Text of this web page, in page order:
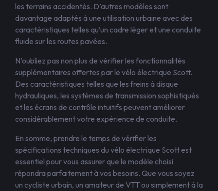
les terrains accidentés. D’autres modèles sont
davantage adaptés à une utilisation urbaine avec des
caractéristiques telles qu’un cadre léger et une conduite
fluide sur les routes pavées.
N’oubliez pas non plus de vérifier les fonctionnalités
supplémentaires offertes par le vélo électrique Scott.
Des caractéristiques telles que les freins à disque
hydrauliques, les systèmes de transmission sophistiqués
et les écrans de contrôle intuitifs peuvent améliorer
considérablement votre expérience de conduite.
En somme, prendre le temps de vérifier les
spécifications techniques du vélo électrique Scott est
essentiel pour vous assurer que le modèle choisi
répondra parfaitement à vos besoins. Que vous soyez
un cycliste urbain, un amateur de VTT ou simplement à la